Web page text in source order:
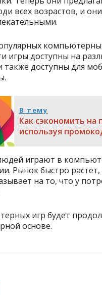
всех возрастов, и
игры доступны на
также доступны для
В тему
Как сэкономить на
используя
играют в
Рынок быстро
на то, что у
игр будет
основе.